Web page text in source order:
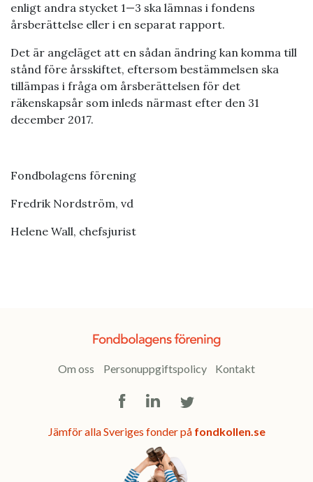
enligt andra stycket 1—3 ska lämnas i fondens
årsberättelse eller i en separat rapport.
Det är angeläget att en sådan ändring kan komma till
stånd före årsskiftet, eftersom bestämmelsen ska
tillämpas i fråga om årsberättelsen för det
räkenskapsår som inleds närmast efter den 31
december 2017.
Fondbolagens förening
Fredrik Nordström, vd
Helene Wall, chefsjurist
Om oss Personuppgiftspolicy Kontakt
FacebookLinkedInTwitter
Jämför alla Sveriges fonder på fondkollen.se